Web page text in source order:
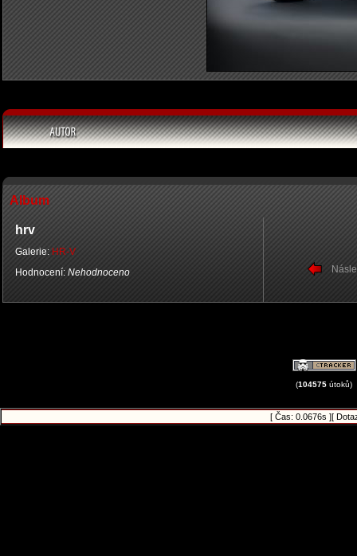
Album
hrv
Galerie: HR-V
Hodnocení: Nehodnoceno
(104575 útoků)
[ Čas: 0.0676s ][